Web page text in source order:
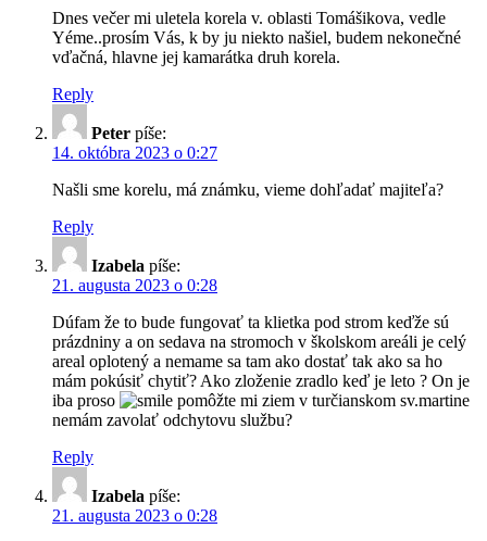
Dnes večer mi uletela korela v. oblasti Tomášikova, vedle
Yéme..prosím Vás, k by ju niekto našiel, budem nekonečné
vďačná, hlavne jej kamarátka druh korela.
Reply
Peter píše:
14. októbra 2023 o 0:27
Našli sme korelu, má známku, vieme dohľadať majiteľa?
Reply
Izabela píše:
21. augusta 2023 o 0:28
Dúfam že to bude fungovať ta klietka pod strom keďže sú
prázdniny a on sedava na stromoch v školskom areáli je celý
areal oplotený a nemame sa tam ako dostať tak ako sa ho
mám pokúsiť chytiť? Ako zloženie zradlo keď je leto ? On je
iba proso
pomôžte mi ziem v turčianskom sv.martine
nemám zavolať odchytovu službu?
Reply
Izabela píše:
21. augusta 2023 o 0:28